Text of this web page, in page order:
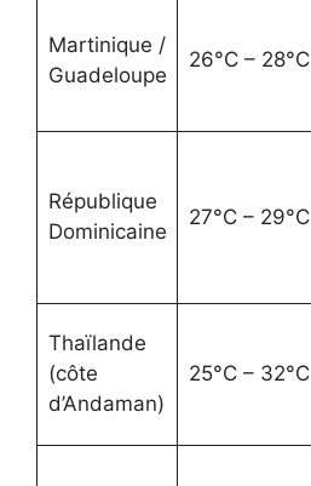
Martinique /
Guadeloupe
26°C – 28°C
République
Dominicaine
27°C – 29°C
Thaïlande
(côte
d’Andaman)
25°C – 32°C